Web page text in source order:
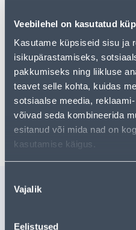
Veebilehel on kasutatud
Kasutame küpsiseid sisu ja
isikupärastamiseks,
pakkumiseks ning liikluse
teavet selle kohta, kuidas
sotsiaalse meedia,
võivad seda kombineerida
esitanud või mida nad on
kasutamise käigus.
valik
Vajalik
Eelistused
veelgi meelepärasemad
• Istmekõrgendus lapsele
• Vastab ECE 44/04
• Ohutusgrupp II-III.
Sarnased tooted